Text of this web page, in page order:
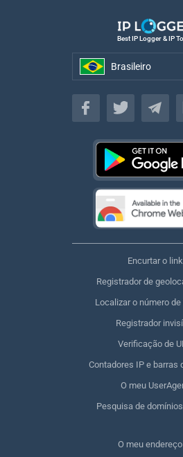
Best IP Logger & IP
Brasileiro
Brasileiro
Encurtar o link
Registrador de
Localizar o número
Registrador
Verificação de
Contadores IP e barras
O meu
Pesquisa de
O meu